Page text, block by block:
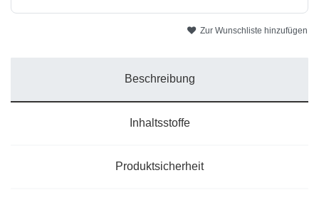
Zur Wunschliste hinzufügen
Beschreibung
Inhaltsstoffe
Produktsicherheit